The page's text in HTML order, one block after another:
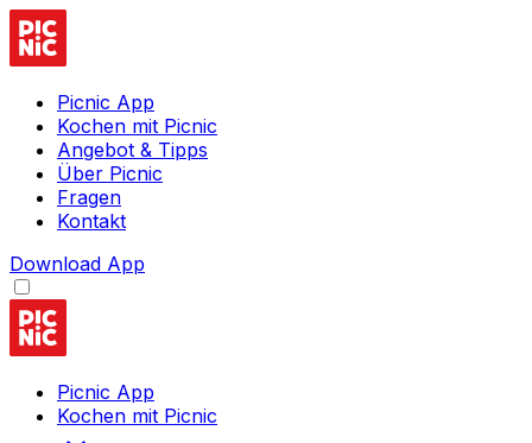
Picnic App
Kochen mit Picnic
Angebot & Tipps
Über Picnic
Fragen
Kontakt
Download App
Picnic App
Kochen mit Picnic